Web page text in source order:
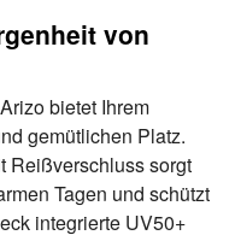
von
bietet Ihrem
gemütlichen Platz.
Reißverschluss sorgt
Tagen und schützt
integrierte UV50+